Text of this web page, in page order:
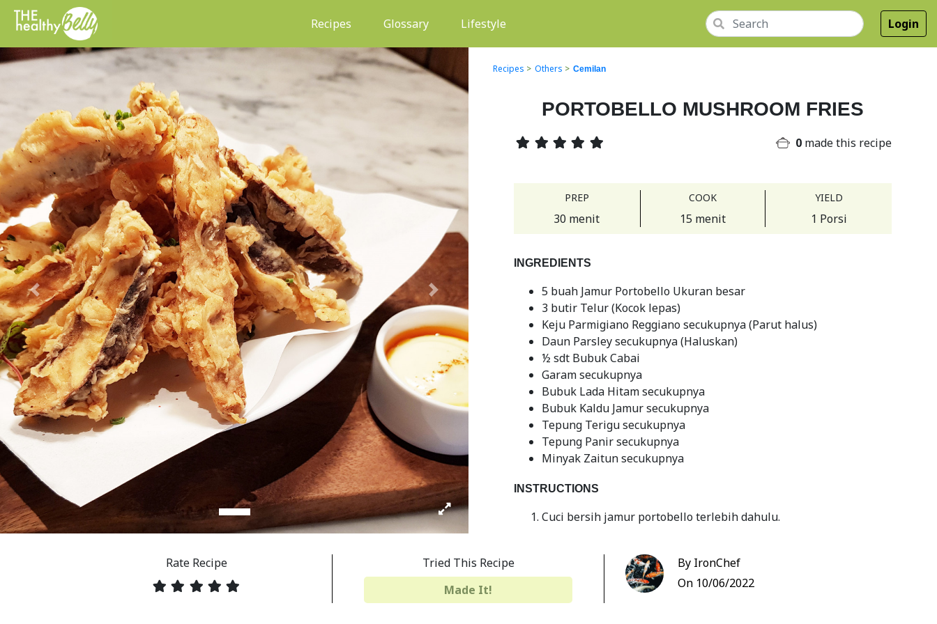
Recipes (current)Glossary Lifestyle Login
Previous Next
Recipes > Others > Cemilan
PORTOBELLO MUSHROOM FRIES
0 made this recipe
PREP
30 menit
COOK
15 menit
YIELD
1 Porsi
INGREDIENTS
5 buah Jamur Portobello Ukuran besar
3 butir Telur (Kocok lepas)
Keju Parmigiano Reggiano secukupnya (Parut halus)
Daun Parsley secukupnya (Haluskan)
½ sdt Bubuk Cabai
Garam secukupnya
Bubuk Lada Hitam secukupnya
Bubuk Kaldu Jamur secukupnya
Tepung Terigu secukupnya
Tepung Panir secukupnya
Minyak Zaitun secukupnya
INSTRUCTIONS
Cuci bersih jamur portobello terlebih dahulu.
teksturnya lembut, namun tidak lembek. Kemudian, potong
memanjang jamur portobello dan sisihkan.
Siapkan mangkok untuk membuat campuran tepung. Masukkan
Rate Recipe
Tried This Recipe
Made It!
By IronChef
On 10/06/2022